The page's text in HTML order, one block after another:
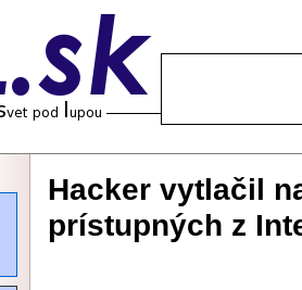
Hacker vytlačil
prístupných z